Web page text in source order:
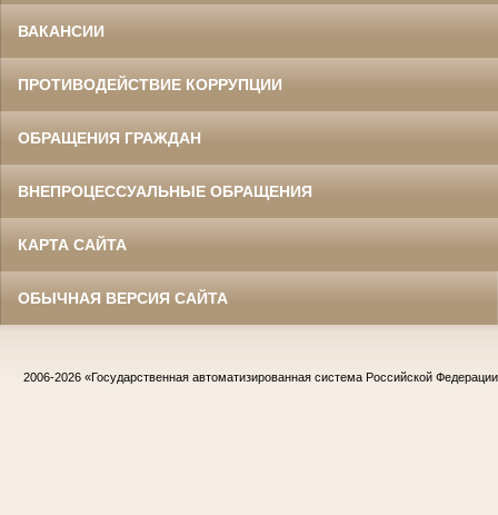
ВАКАНСИИ
ПРОТИВОДЕЙСТВИЕ КОРРУПЦИИ
ОБРАЩЕНИЯ ГРАЖДАН
ВНЕПРОЦЕССУАЛЬНЫЕ ОБРАЩЕНИЯ
КАРТА САЙТА
ОБЫЧНАЯ ВЕРСИЯ САЙТА
2006-2026 «Государственная автоматизированная система Российской